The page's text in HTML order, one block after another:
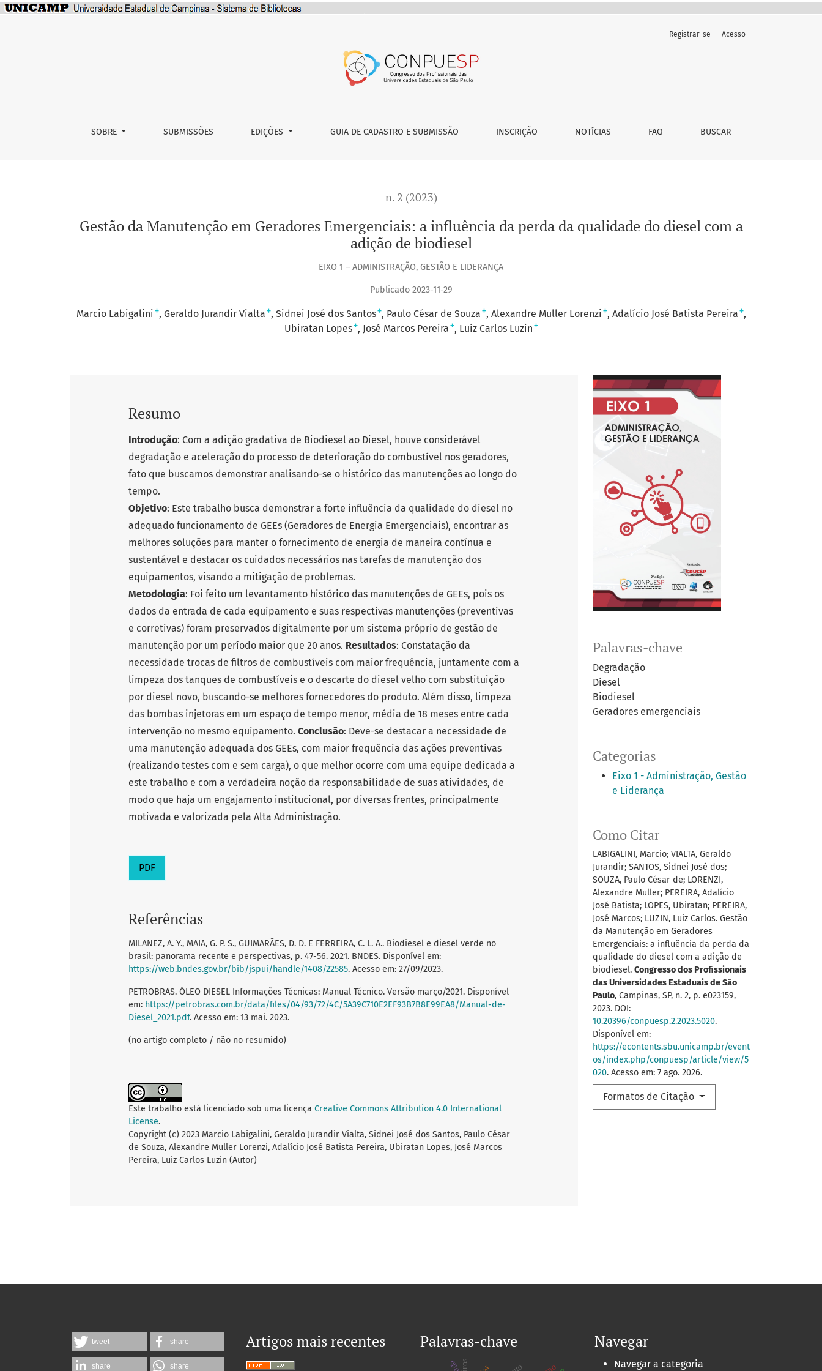
SOBRE SUBMISSÕES EDIÇÕES GUIA DE CADASTRO E SUBMISSÃO INSCRIÇÃO NOTÍCIAS FAQ BUSCAR
Registrar-se Acesso
n. 2 (2023)
Gestão da Manutenção em Geradores Emergenciais: a influência da perda da qualidade do diesel com a
adição de biodiesel
EIXO 1 – ADMINISTRAÇÃO, GESTÃO E LIDERANÇA
Publicado 2023-11-29
Marcio Labigalini + Geraldo Jurandir Vialta + Sidnei José dos Santos+ Paulo César de Souza + Alexandre Muller Lorenzi + Adalício José Batista Pereira +
Ubiratan Lopes+ José Marcos Pereira + Luiz Carlos Luzin +
Palavras-chave
Degradação
Diesel
Biodiesel
Geradores emergenciais
Categorias
Eixo 1 - Administração, Gestão
e Liderança
Como Citar
LABIGALINI, Marcio; VIALTA, Geraldo
Jurandir; SANTOS, Sidnei José dos;
SOUZA, Paulo César de; LORENZI,
Alexandre Muller; PEREIRA, Adalício
José Batista; LOPES, Ubiratan; PEREIRA,
José Marcos; LUZIN, Luiz Carlos. Gestão
da Manutenção em Geradores
Emergenciais: a influência da perda da
qualidade do diesel com a adição de
biodiesel. Congresso dos Profissionais
das Universidades Estaduais de São
Paulo, Campinas, SP, n. 2, p. e023159,
2023. DOI:
10.20396/conpuesp.2.2023.5020.
Disponível em:
https://econtents.sbu.unicamp.br/event
os/index.php/conpuesp/article/view/5
020. Acesso em: 7 ago. 2026.
Formatos de Citação
Resumo
Introdução: Com a adição gradativa de Biodiesel ao Diesel, houve considerável
degradação e aceleração do processo de deterioração do combustível nos geradores,
fato que buscamos demonstrar analisando-se o histórico das manutenções ao longo do
tempo.
Objetivo: Este trabalho busca demonstrar a forte influência da qualidade do diesel no
adequado funcionamento de GEEs (Geradores de Energia Emergenciais), encontrar as
melhores soluções para manter o fornecimento de energia de maneira contínua e
sustentável e destacar os cuidados necessários nas tarefas de manutenção dos
equipamentos, visando a mitigação de problemas.
Metodologia: Foi feito um levantamento histórico das manutenções de GEEs, pois os
dados da entrada de cada equipamento e suas respectivas manutenções (preventivas
e corretivas) foram preservados digitalmente por um sistema próprio de gestão de
manutenção por um período maior que 20 anos. Resultados: Constatação da
necessidade trocas de filtros de combustíveis com maior frequência, juntamente com a
limpeza dos tanques de combustíveis e o descarte do diesel velho com substituição
por diesel novo, buscando-se melhores fornecedores do produto. Além disso, limpeza
das bombas injetoras em um espaço de tempo menor, média de 18 meses entre cada
intervenção no mesmo equipamento. Conclusão: Deve-se destacar a necessidade de
uma manutenção adequada dos GEEs, com maior frequência das ações preventivas
(realizando testes com e sem carga), o que melhor ocorre com uma equipe dedicada a
este trabalho e com a verdadeira noção da responsabilidade de suas atividades, de
modo que haja um engajamento institucional, por diversas frentes, principalmente
motivada e valorizada pela Alta Administração.
PDF
Referências
MILANEZ, A. Y., MAIA, G. P. S., GUIMARÃES, D. D. E FERREIRA, C. L. A.. Biodiesel e diesel verde no
brasil: panorama recente e perspectivas, p. 47-56. 2021. BNDES. Disponível em:
https://web.bndes.gov.br/bib/jspui/handle/1408/22585. Acesso em: 27/09/2023.
PETROBRAS. ÓLEO DIESEL Informações Técnicas: Manual Técnico. Versão março/2021. Disponível
em: https://petrobras.com.br/data/files/04/93/72/4C/5A39C710E2EF93B7B8E99EA8/Manual-de-
Diesel_2021.pdf. Acesso em: 13 mai. 2023.
(no artigo completo / não no resumido)
Este trabalho está licenciado sob uma licença Creative Commons Attribution 4.0 International
License.
Copyright (c) 2023 Marcio Labigalini, Geraldo Jurandir Vialta, Sidnei José dos Santos, Paulo César
de Souza, Alexandre Muller Lorenzi, Adalício José Batista Pereira, Ubiratan Lopes, José Marcos
Pereira, Luiz Carlos Luzin (Autor)
tweet share
share share
Artigos mais recentes Palavras-chave Navegar
Navegar a categoria